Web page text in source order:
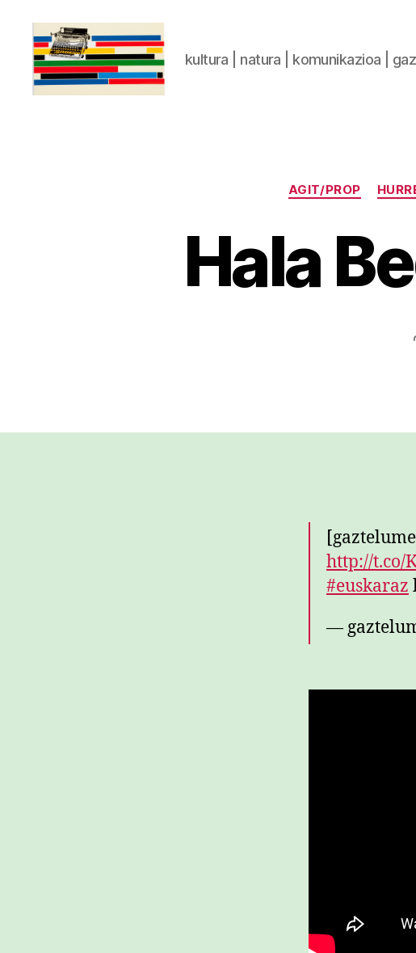
kultura | natura | komunikazioa |
AGIT/PROP
Hala
http://t.co/
#euskaraz
—